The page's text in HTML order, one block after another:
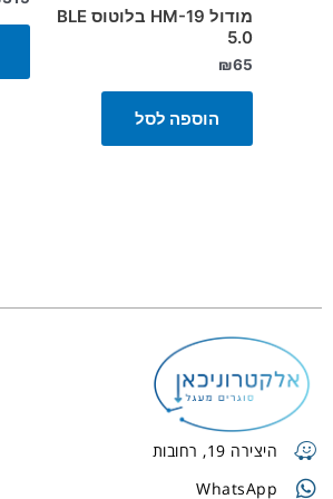
מודול HM-19 בלוטוס BLE
5.0
₪65
הוספה לסל
היצירה 19, רחובות
WhatsApp